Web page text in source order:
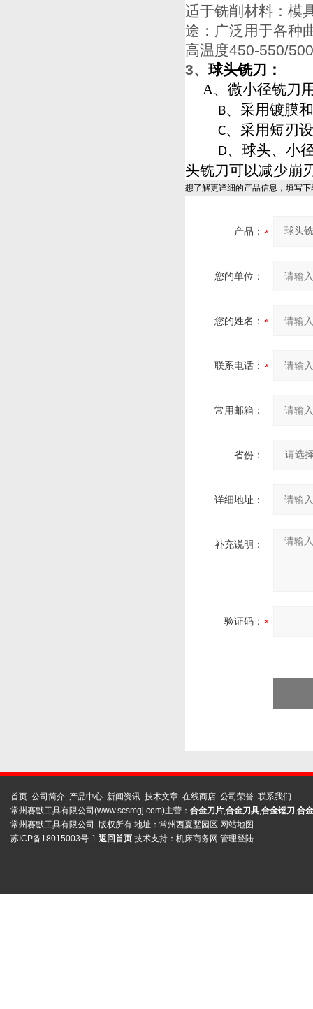
适于铣削材料：模
途：广泛用于各种
高温度450-550/
3、球头铣刀：
A、 微小径铣刀
B、 采用镀膜
C、 采用短刃
D、 球头、 小
头铣刀可以减少崩
想了解更详细的产品信息，填写
产品：
您的单位：
您的姓名：
联系电话：
常用邮箱：
省份：
详细地址：
补充说明：
验证码：
首页 公司简介 产品中心 新闻资讯 技术文章 在线商店 公司荣誉 联系我们
常州赛默工具有限公司(www.scsmgj.com)主营： 合金刀片,合金刀具,合金镗刀 ,合
常州赛默工具有限公司 版权所有 地址：常州西夏墅园区 网站地图
苏ICP备18015003号-1 返回首页 技术支持： 机床商务网 管理登陆